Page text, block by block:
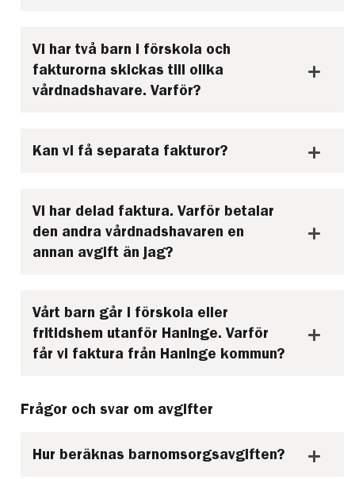
Vi har två barn i förskola och
fakturorna skickas till olika
vårdnadshavare. Varför?
Kan vi få separata fakturor?
Vi har delad faktura. Varför betalar
den andra vårdnadshavaren en
annan avgift än jag?
Vårt barn går i förskola eller
fritidshem utanför Haninge. Varför
får vi faktura från Haninge kommun?
Frågor och svar om avgifter
Hur beräknas barnomsorgsavgiften?